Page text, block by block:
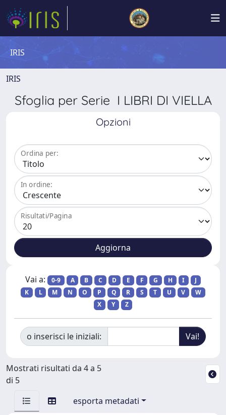
IRIS
IRIS
Sfoglia per Serie I LIBRI DI VIELLA
Opzioni
Ordina per:
In ordine:
Risultati/Pagina
Vai a: 0-9 A B C D E F G H I
J
K
L M N O P Q R S T U V
W
X
Y Z
o inserisci le iniziali:
Mostrati risultati da 4 a 5
di 5
esporta metadati